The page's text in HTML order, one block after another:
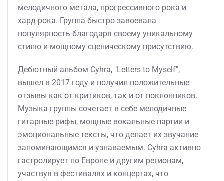
мелодичного метала, прогрессивного рока и
хард-рока. Группа быстро завоевала
популярность благодаря своему уникальному
стилю и мощному сценическому присутствию.
Дебютный альбом Cyhra, "Letters to Myself",
вышел в 2017 году и получил положительные
отзывы как от критиков, так и от поклонников.
Музыка группы сочетает в себе мелодичные
гитарные рифы, мощные вокальные партии и
эмоциональные тексты, что делает их звучание
запоминающимся и узнаваемым. Cyhra активно
гастролирует по Европе и другим регионам,
участвуя в фестивалях и концертах, что